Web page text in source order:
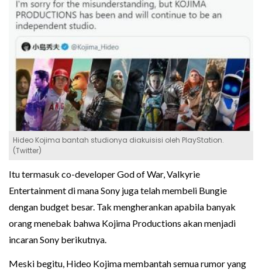
Hideo Kojima bantah studionya diakuisisi oleh PlayStation.
(Twitter)
Itu termasuk co-developer God of War, Valkyrie
Entertainment di mana Sony juga telah membeli Bungie
dengan budget besar. Tak mengherankan apabila banyak
orang menebak bahwa Kojima Productions akan menjadi
incaran Sony berikutnya.
Meski begitu, Hideo Kojima membantah semua rumor yang